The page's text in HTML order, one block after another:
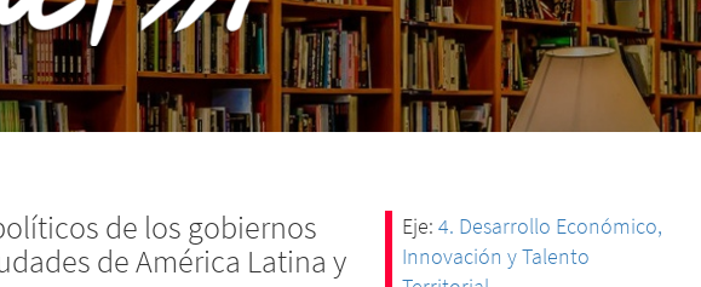
de los gobiernos
de América Latina y
Eje: 4. Desarrollo Económico,
Innovación y Talento